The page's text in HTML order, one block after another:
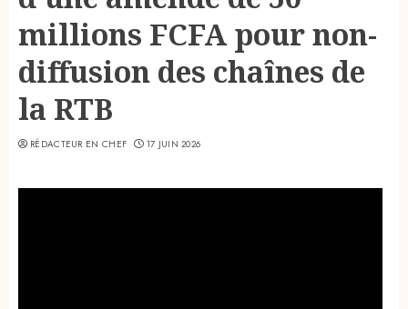
millions FCFA pour non-
diffusion des chaînes de
la RTB
RÉDACTEUR EN CHEF 17 JUIN 2026